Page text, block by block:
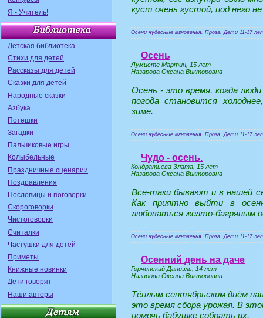
Я - Учитель!
Детская библиотека
Стихи для детей
Рассказы для детей
Сказки для детей
Народные сказки
Азбука
Потешки
Загадки
Пальчиковые игры
Колыбельные
Праздничные сценарии
Поздравления
Пословицы и поговорки
Скороговорки
Чистоговорки
Считалки
Частушки для детей
Приметы
Книжные новинки
Дети говорят
Наши авторы
куст очень густой, под него
Осени чудесные мгновенья. Проза. Дети 11-17
Осень
Лумисте Мартин, 15 лет
Назарова Оксана Викторовна
Осень - это время, когда
погода становится
зиме.
Осени чудесные мгновенья. Проза. Дети 11-17
Чудо - осень.
Кондратьева Злата, 15 лет
Назарова Оксана Викторовна
Все-таки бывают и в нашей
Как приятно выйти в
любоваться желто-багряным
Осени чудесные мгновенья. Проза. Дети 11-17
Осенний день на даче
Горчинский Даниэль, 14 лет
Назарова Оксана Викторовна
Тёплым сентябрьским днём
это время сбора урожая. В
помочь бабушке собрать их.